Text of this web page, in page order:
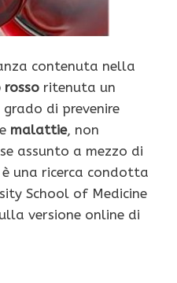
contenuta nella
rosso ritenuta un
grado di prevenire
malattie, non
assunto a mezzo di
una ricerca condotta
School of Medicine
versione online di